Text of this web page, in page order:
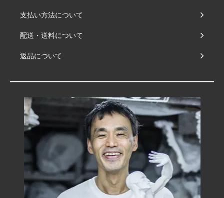
支払い方法について
配送・送料について
返品について